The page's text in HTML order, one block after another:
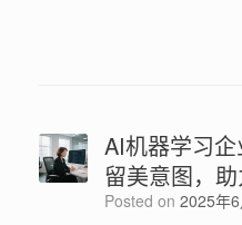
AI机器学习
留美意图，
Posted on 2025年